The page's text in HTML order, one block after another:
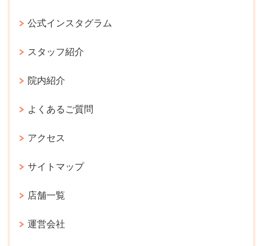
公式インスタグラム
スタッフ紹介
院内紹介
よくあるご質問
アクセス
サイトマップ
店舗一覧
運営会社